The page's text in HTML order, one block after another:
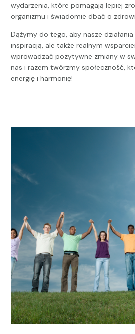
wydarzenia, które pomagają lepiej
organizmu i świadomie dbać o
Dążymy do tego, aby nasze
inspiracją, ale także realnym
wprowadzać pozytywne zmiany w
nas i razem twórzmy społeczność,
energię i harmonię!